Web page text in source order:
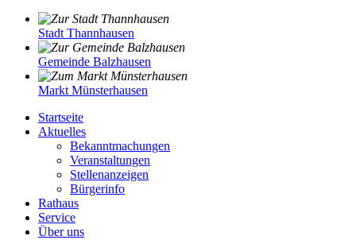
Stadt Thannhausen
Gemeinde Balzhausen
Markt Münsterhausen
Startseite
Aktuelles
Bekanntmachungen
Veranstaltungen
Stellenanzeigen
Bürgerinfo
Rathaus
Service
Über uns